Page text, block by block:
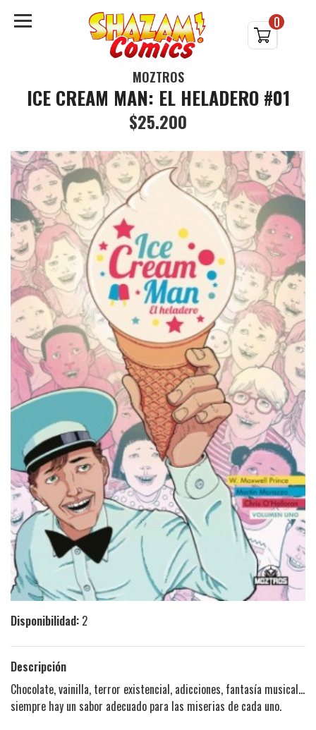
0
MOZTROS
ICE CREAM MAN: EL HELADERO #01
$25.200
Disponibilidad: 2
Descripción
Chocolate, vainilla, terror existencial, adicciones, fantasía musical…
siempre hay un sabor adecuado para las miserias de cada uno.